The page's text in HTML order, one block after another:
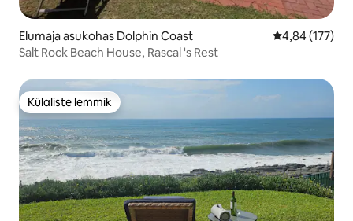
Elumaja asukohas Dolphin Coast Keskmine
4,84 (177)
Salt Rock Beach House, Rascal 's Rest
Külaliste lemmik
Külaliste lemmik